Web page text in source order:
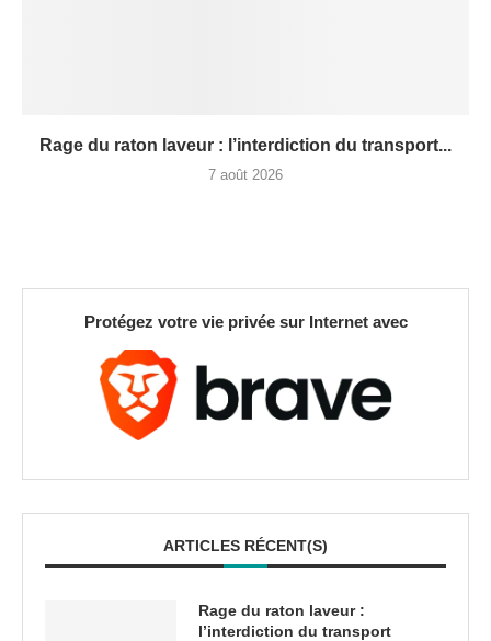
Rage du raton laveur : l’interdiction du transport...
7 août 2026
Protégez votre vie privée sur Internet avec
ARTICLES RÉCENT(S)
Rage du raton laveur :
l’interdiction du transport